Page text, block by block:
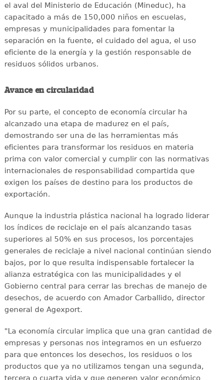
el aval del Ministerio de Educación (Mineduc), ha
capacitado a más de 150,000 niños en escuelas,
empresas y municipalidades para fomentar la
separación en la fuente, el cuidado del agua, el uso
eficiente de la energía y la gestión responsable de
residuos sólidos urbanos.
Avance en circularidad
Por su parte, el concepto de economía circular ha
alcanzado una etapa de madurez en el país,
demostrando ser una de las herramientas más
eficientes para transformar los residuos en materia
prima con valor comercial y cumplir con las normativas
internacionales de responsabilidad compartida que
exigen los países de destino para los productos de
exportación.
Aunque la industria plástica nacional ha logrado liderar
los índices de reciclaje en el país alcanzando tasas
superiores al 50% en sus procesos, los porcentajes
generales de reciclaje a nivel nacional continúan siendo
bajos, por lo que resulta indispensable fortalecer la
alianza estratégica con las municipalidades y el
Gobierno central para cerrar las brechas de manejo de
desechos, de acuerdo con Amador Carballido, director
general de Agexport.
"La economía circular implica que una gran cantidad de
empresas y personas nos integramos en un esfuerzo
para que entonces los desechos, los residuos o los
productos que ya no utilizamos tengan una segunda,
tercera o cuarta vida y que generen valor económico